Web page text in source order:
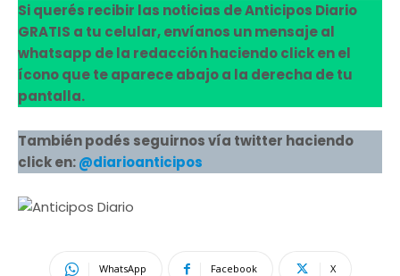
Si querés recibir las noticias de Anticipos Diario
GRATIS a tu celular, envíanos un mensaje al
whatsapp de la redacción haciendo click en el
ícono que te aparece abajo a la derecha de tu
pantalla.
También podés seguirnos vía twitter haciendo
click en:@diarioanticipos
WhatsApp Facebook X